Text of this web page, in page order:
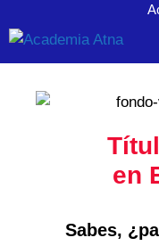
en
Sabes,